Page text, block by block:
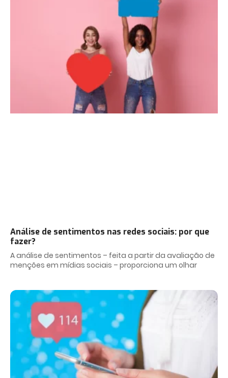
Análise de sentimentos nas redes sociais: por que
fazer?
A análise de sentimentos – feita a partir da avaliação de
menções em mídias sociais – proporciona um olhar